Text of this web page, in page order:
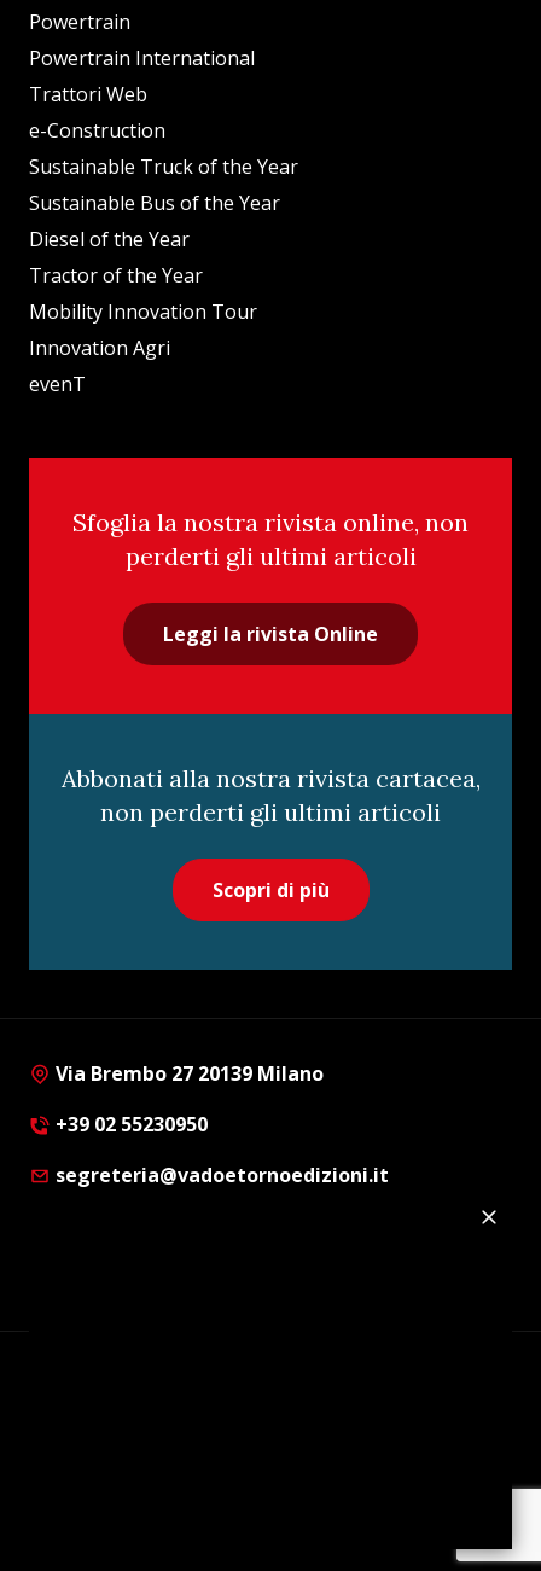
Powertrain
Powertrain International
Trattori Web
e-Construction
Sustainable Truck of the Year
Sustainable Bus of the Year
Diesel of the Year
Tractor of the Year
Mobility Innovation Tour
Innovation Agri
evenT
Sfoglia la nostra rivista online, non
perderti gli ultimi articoli
Leggi la rivista Online
Abbonati alla nostra rivista cartacea,
non perderti gli ultimi articoli
Scopri di più
Via Brembo 27 20139 Milano
+39 02 55230950
segreteria@vadoetornoedizioni.it